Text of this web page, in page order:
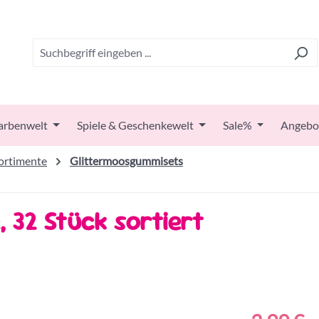
Spiele & Geschenkewelt Sale%
Glittermoosgummisets
32 Stück sortiert
Regulärer